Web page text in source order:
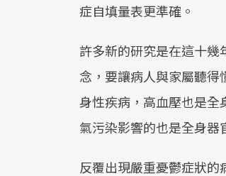
症自填量表更準確。
許多新的研究是在這十幾
念，要讓病人與家屬聽
身性疾病，高血壓也是全
氣污染影響的也是全身器
反覆出現嚴重憂鬱症狀